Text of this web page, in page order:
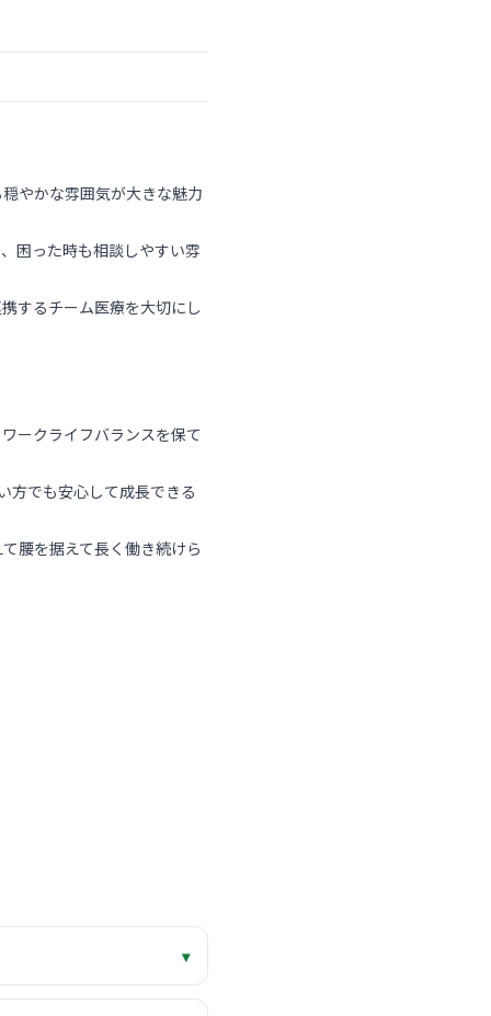
やかな雰囲気が大きな魅力
困った時も相談しやすい雰
するチーム医療を大切にし
ークライフバランスを保て
方でも安心して成長できる
腰を据えて長く働き続けら
▾